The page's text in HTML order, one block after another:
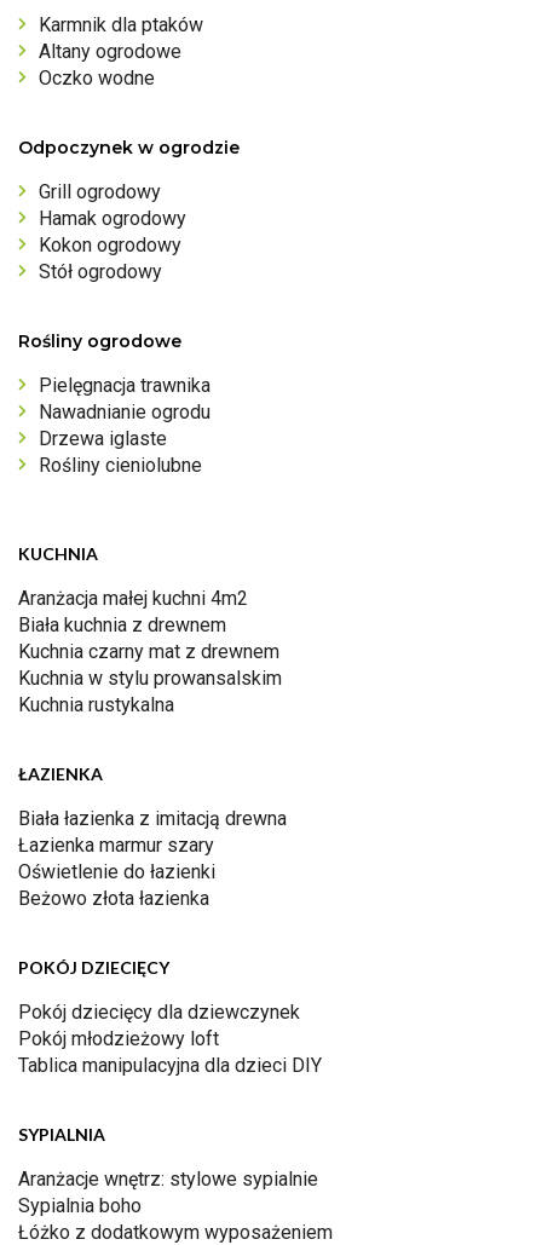
Karmnik dla ptaków
Altany ogrodowe
Oczko wodne
Odpoczynek w ogrodzie
Grill ogrodowy
Hamak ogrodowy
Kokon ogrodowy
Stół ogrodowy
Rośliny ogrodowe
Pielęgnacja trawnika
Nawadnianie ogrodu
Drzewa iglaste
Rośliny cieniolubne
KUCHNIA
Aranżacja małej kuchni 4m2
Biała kuchnia z drewnem
Kuchnia czarny mat z drewnem
Kuchnia w stylu prowansalskim
Kuchnia rustykalna
ŁAZIENKA
Biała łazienka z imitacją drewna
Łazienka marmur szary
Oświetlenie do łazienki
Beżowo złota łazienka
POKÓJ DZIECIĘCY
Pokój dziecięcy dla dziewczynek
Pokój młodzieżowy loft
Tablica manipulacyjna dla dzieci DIY
SYPIALNIA
Aranżacje wnętrz: stylowe sypialnie
Sypialnia boho
Łóżko z dodatkowym wyposażeniem